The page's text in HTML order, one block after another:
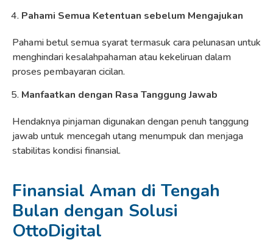
Pahami Semua Ketentuan sebelum Mengajukan
Pahami betul semua syarat termasuk cara pelunasan untuk
menghindari kesalahpahaman atau kekeliruan dalam
proses pembayaran cicilan.
Manfaatkan dengan Rasa Tanggung Jawab
Hendaknya pinjaman digunakan dengan penuh tanggung
jawab untuk mencegah utang menumpuk dan menjaga
stabilitas kondisi finansial.
Finansial Aman di Tengah
Bulan dengan Solusi
OttoDigital